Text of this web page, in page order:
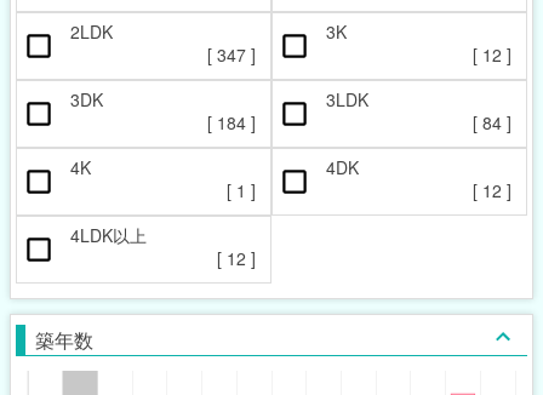
2LDK
[ 347 ]
3K
[ 12 ]
3DK
[ 184 ]
3LDK
[ 84 ]
4K
[ 1 ]
4DK
[ 12 ]
4LDK以上
[ 12 ]
築年数